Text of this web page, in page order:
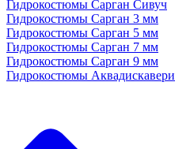
Гидрокостюмы Сарган Сивуч
Гидрокостюмы Сарган 3 мм
Гидрокостюмы Сарган 5 мм
Гидрокостюмы Сарган 7 мм
Гидрокостюмы Сарган 9 мм
Гидрокостюмы Аквадискавери